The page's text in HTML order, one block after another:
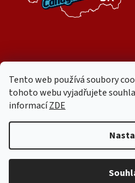
Tento web používá soubory
tohoto webu vyjadřujete
informacíZDE
Copyright 2026Mr. Candy Bull.